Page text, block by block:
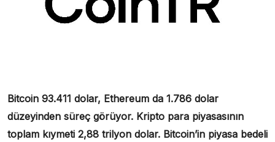
Bitcoin 93.411 dolar, Ethereum da 1.786 dolar
düzeyinden süreç görüyor. Kripto para piyasasının
toplam kıymeti 2,88 trilyon dolar. Bitcoin’in piyasa bedeli